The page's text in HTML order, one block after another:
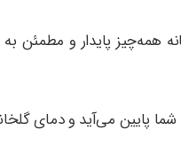
همه‌چیز پایدار و
پایین می‌آید و دمای